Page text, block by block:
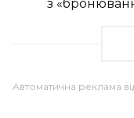
з
Автоматична реклама